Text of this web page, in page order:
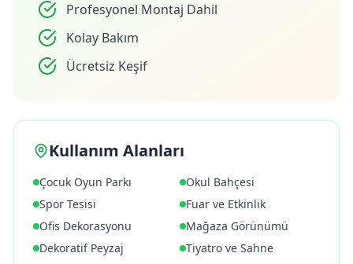
Profesyonel Montaj Dahil
Kolay Bakım
Ücretsiz Keşif
Kullanım Alanları
Çocuk Oyun Parkı
Okul Bahçesi
Spor Tesisi
Fuar ve Etkinlik
Ofis Dekorasyonu
Mağaza Görünümü
Dekoratif Peyzaj
Tiyatro ve Sahne